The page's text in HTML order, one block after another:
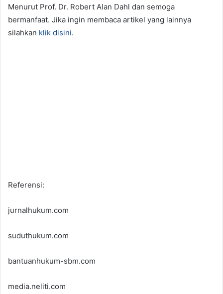
Menurut Prof. Dr. Robert Alan Dahl dan semoga
bermanfaat. Jika ingin membaca artikel yang lainnya
silahkan klik disini.
Referensi:
jurnalhukum.com
suduthukum.com
bantuanhukum-sbm.com
media.neliti.com